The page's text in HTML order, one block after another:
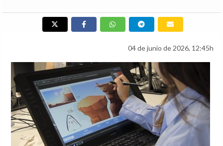
04 de junio de 2026, 12:45h